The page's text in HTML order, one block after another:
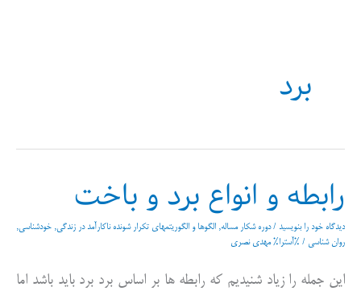
برد
رابطه و انواع برد و باخت
دیدگاه‌ خود را بنویسید /دوره شکار مساله, الگوها و الگوریتمهای تکرار شونده ناکارآمد در زندگی, خودشناسی,
روان شناسی / %آسترا% مهدی نصری
این جمله را زیاد شنیدیم که رابطه ها بر اساس برد برد باید باشد اما